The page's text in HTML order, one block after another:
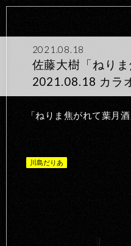
2021.08.18
佐藤大樹「ねりま
2021.08.18 カラ
「ねりま焦がれて葉月
川島だりあ